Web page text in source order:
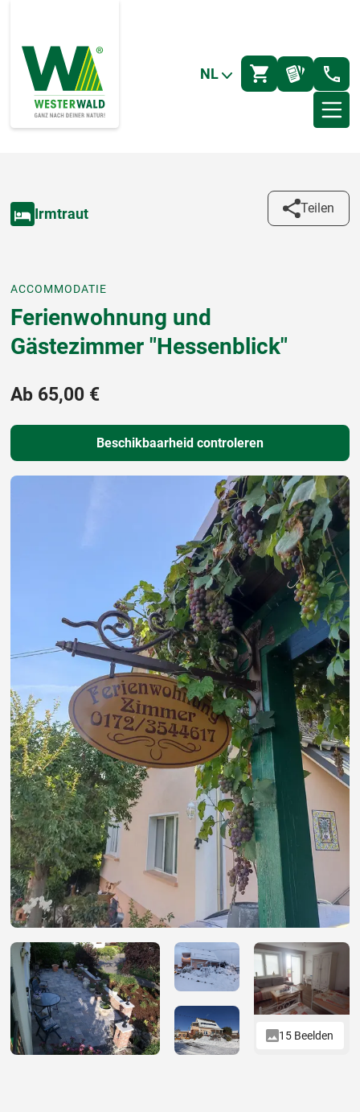
NL
Irmtraut Teilen
ACCOMMODATIE
Ferienwohnung und
Gästezimmer "Hessenblick"
Ab 65,00 €
Beschikbaarheid controleren
15 Beelden